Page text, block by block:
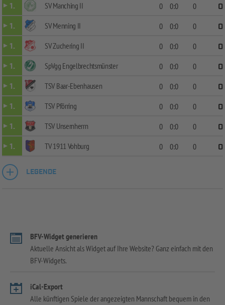
1.
SV Manching II 0 0:0 0
0
1.
SV Menning II 0 0:0 0
0
1.
SV Zuchering II 0 0:0 0
0
1.
SpVgg Engelbrechtsmünster 0 0:0 0
0
1.
TSV Baar-Ebenhausen 0 0:0 0
0
1.
TSV Pförring 0 0:0 0
0
1.
TSV Unsernherrn 0 0:0 0
0
1.
TV 1911 Vohburg 0 0:0 0 0
LEGENDE
BFV-Widget generieren
Aktuelle Ansicht als Widget auf Ihre Website? Ganz einfach mit den
BFV-Widgets.
iCal-Export
Alle künftigen Spiele der angezeigten Mannschaft bequem in den